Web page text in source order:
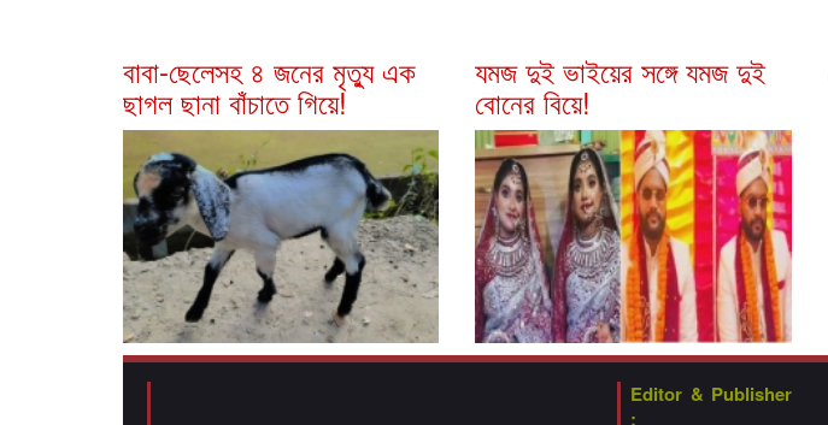
বাবা-ছেলেসহ ৪ জনের মৃত্যু এক
ছাগল ছানা বাঁচাতে গিয়ে!
যমজ দুই ভাইয়ের সঙ্গে যমজ দুই
বোনের বিয়ে!
Editor & Publisher
: